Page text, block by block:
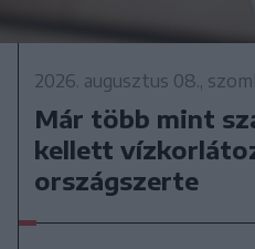
2026. augusztus 08.,
Már több mint
kellett
országszerte